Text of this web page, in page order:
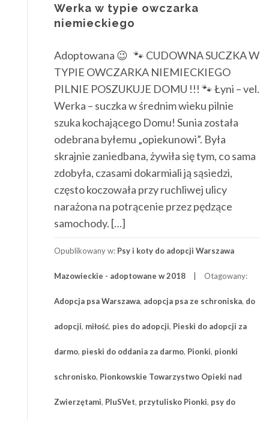
Werka w typie owczarka
niemieckiego
Adoptowana 😉 🐾 CUDOWNA SUCZKA W
TYPIE OWCZARKA NIEMIECKIEGO
PILNIE POSZUKUJE DOMU !!! 🐾 Łyni – vel.
Werka – suczka w średnim wieku pilnie
szuka kochającego Domu! Sunia została
odebrana byłemu „opiekunowi”. Była
skrajnie zaniedbana, żywiła się tym, co sama
zdobyła, czasami dokarmiali ją sąsiedzi,
często koczowała przy ruchliwej ulicy
narażona na potrącenie przez pędzące
samochody. […]
Opublikowany w: Psy i koty do adopcji Warszawa
Mazowieckie - adoptowane w 2018 Otagowany:
Adopcja psa Warszawa, adopcja psa ze schroniska, do
adopcji, miłość, pies do adopcji, Pieski do adopcji za
darmo, pieski do oddania za darmo, Pionki, pionki
schronisko, Pionkowskie Towarzystwo Opieki nad
Zwierzętami, PluSVet, przytulisko Pionki, psy do